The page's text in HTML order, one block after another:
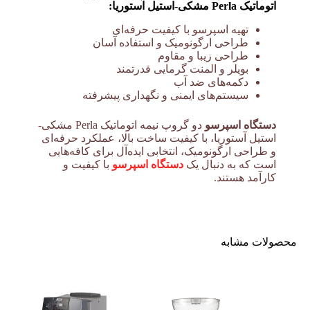
اتوماتیک Perla مشکی-استیل آستوریا:
تهیه اسپرسو با کیفیت حرفه‌ای
طراحی ارگونومیک و استفاده آسان
طراحی زیبا و مقاوم
بویلر و المنت گرمایی قدرتمند
دکمه‌های ضد آب
سیستم‌های ایمنی و نگهداری پیشرفته
دستگاه اسپرسو
دو گروپ نیمه اتوماتیک Perla مشکی-
استیل آستوریا، با کیفیت ساخت بالا، عملکرد حرفه‌ای
و طراحی ارگونومیک، انتخابی ایده‌آل برای کافه‌هایی
است که به دنبال یک دستگاه اسپرسو با کیفیت و
کارآمد هستند.
محصولات مشابه